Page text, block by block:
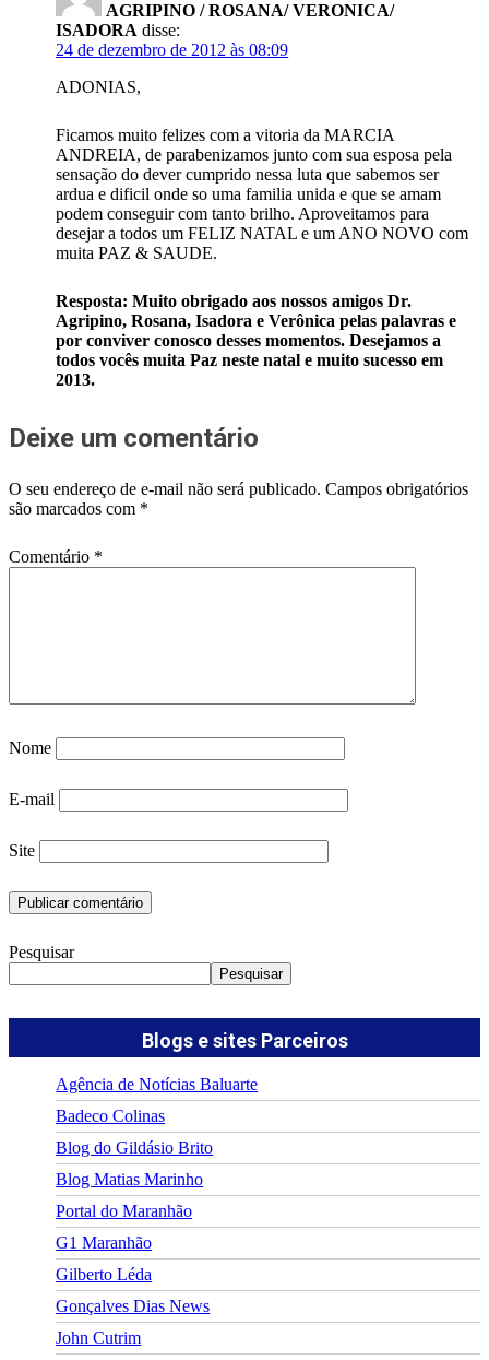
AGRIPINO / ROSANA/ VERONICA/
ISADORA disse:
24 de dezembro de 2012 às 08:09
ADONIAS,
Ficamos muito felizes com a vitoria da MARCIA
ANDREIA, de parabenizamos junto com sua esposa pela
sensação do dever cumprido nessa luta que sabemos ser
ardua e dificil onde so uma familia unida e que se amam
podem conseguir com tanto brilho. Aproveitamos para
desejar a todos um FELIZ NATAL e um ANO NOVO com
muita PAZ & SAUDE.
Resposta: Muito obrigado aos nossos amigos Dr.
Agripino, Rosana, Isadora e Verônica pelas palavras e
por conviver conosco desses momentos. Desejamos a
todos vocês muita Paz neste natal e muito sucesso em
2013.
Deixe um comentário
O seu endereço de e-mail não será publicado. Campos obrigatórios
são marcados com *
Comentário *
Nome
E-mail
Site
Pesquisar
Pesquisar
Blogs e sites Parceiros
Agência de Notícias Baluarte
Badeco Colinas
Blog do Gildásio Brito
Blog Matias Marinho
Portal do Maranhão
G1 Maranhão
Gilberto Léda
Gonçalves Dias News
John Cutrim